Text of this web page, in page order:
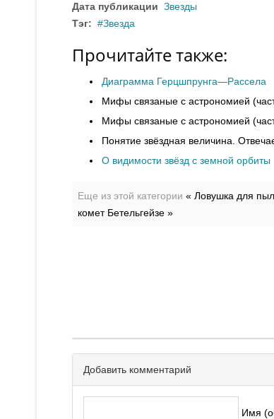
Дата публикации Звезды
Тэг:
Звезда
Прочитайте также:
Диаграмма Герцшпрунга—Рассела
Мифы связаные с астрономией
Мифы связаные с астрономией
Понятие звёздная величина.
О видимости звёзд с земной орбиты
Еще из этой категории « Ловушка для
комет Бетельгейзе »
Добавить комментарий
Имя